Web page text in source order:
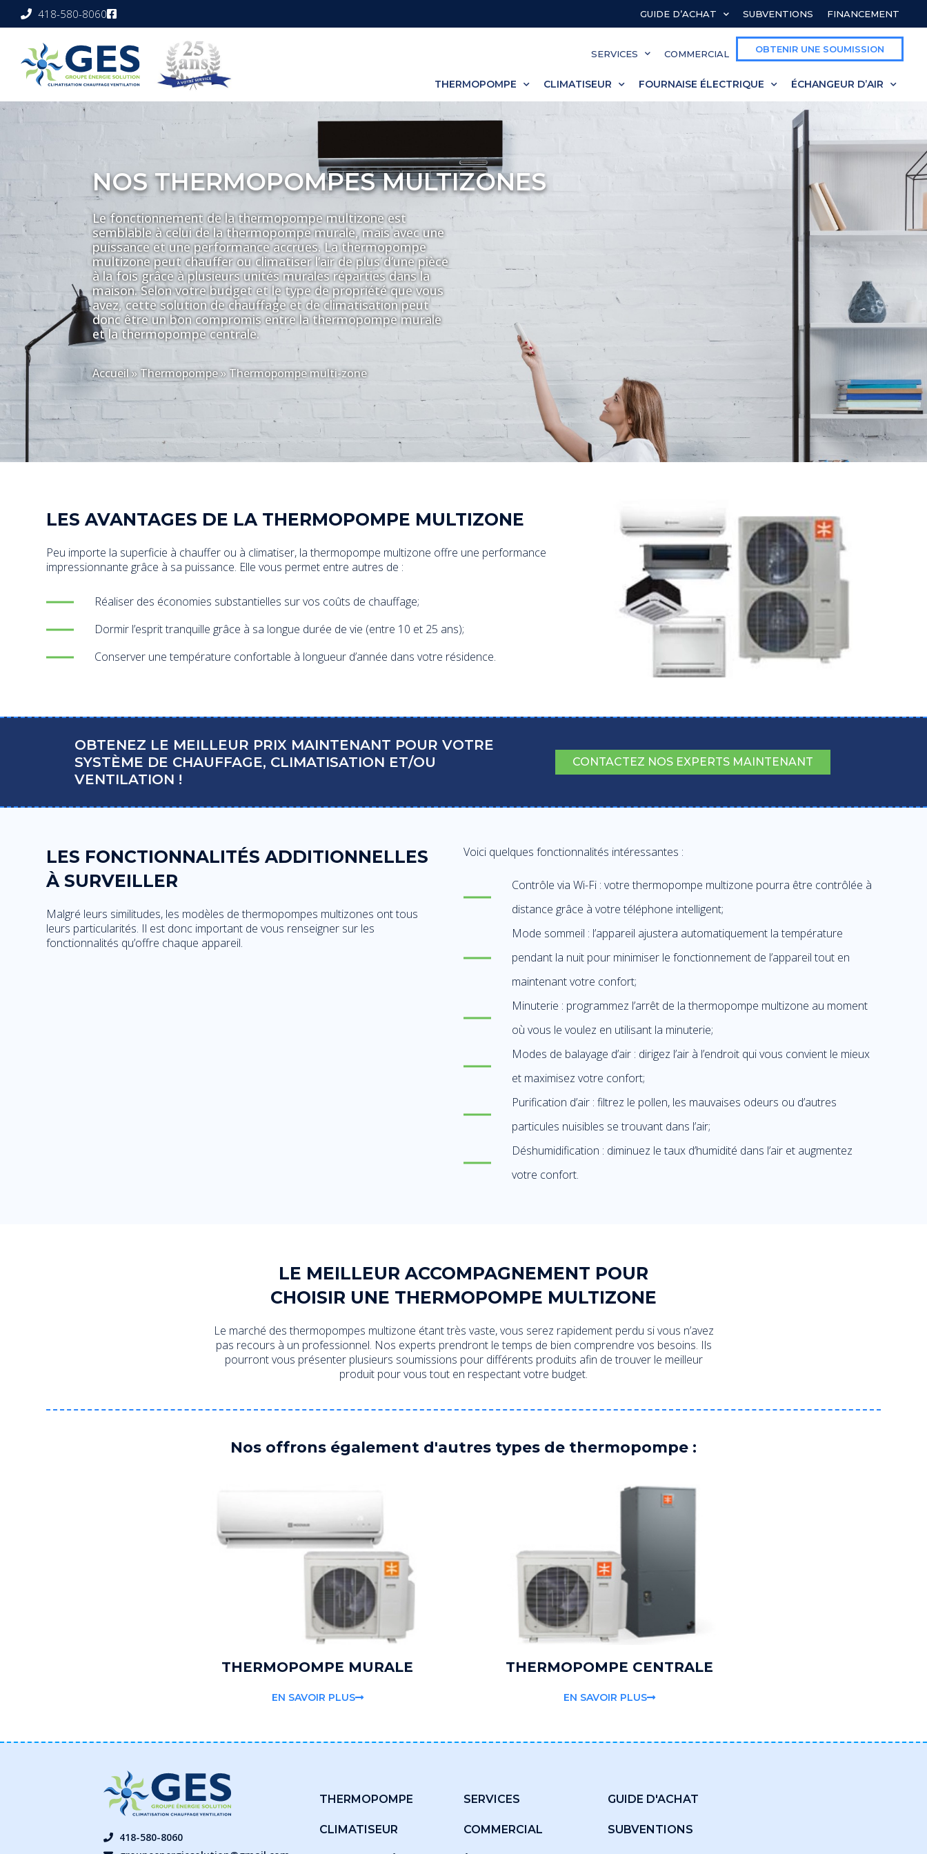
418-580-8060 GUIDE D’ACHAT SUBVENTIONS FINANCEMENT
SERVICES COMMERCIAL OBTENIR UNE SOUMISSION
THERMOPOMPE CLIMATISEUR FOURNAISE ÉLECTRIQUE ÉCHANGEUR D’AIR
NOS THERMOPOMPES MULTIZONES
Le fonctionnement de la thermopompe multizone est
semblable à celui de la thermopompe murale, mais avec une
puissance et une performance accrues. La thermopompe
multizone peut chauffer ou climatiser l’air de plus d’une pièce
à la fois grâce à plusieurs unités murales réparties dans la
maison. Selon votre budget et le type de propriété que vous
avez, cette solution de chauffage et de climatisation peut
donc être un bon compromis entre la thermopompe murale
et la thermopompe centrale.
Accueil»Thermopompe»Thermopompe multi-zone
LES AVANTAGES DE LA THERMOPOMPE MULTIZONE
Peu importe la superficie à chauffer ou à climatiser, la thermopompe multizone offre une performance
impressionnante grâce à sa puissance. Elle vous permet entre autres de :
Réaliser des économies substantielles sur vos coûts de chauffage;
Dormir l’esprit tranquille grâce à sa longue durée de vie (entre 10 et 25 ans);
Conserver une température confortable à longueur d’année dans votre résidence.
OBTENEZ LE MEILLEUR PRIX MAINTENANT POUR VOTRE
SYSTÈME DE CHAUFFAGE, CLIMATISATION ET/OU
VENTILATION !
CONTACTEZ NOS EXPERTS MAINTENANT
LES FONCTIONNALITÉS ADDITIONNELLES
À SURVEILLER
Malgré leurs similitudes, les modèles de thermopompes multizones ont tous
leurs particularités. Il est donc important de vous renseigner sur les
fonctionnalités qu’offre chaque appareil.
Voici quelques fonctionnalités intéressantes :
Contrôle via Wi-Fi : votre thermopompe multizone pourra être contrôlée à
distance grâce à votre téléphone intelligent;
Mode sommeil : l’appareil ajustera automatiquement la température
pendant la nuit pour minimiser le fonctionnement de l’appareil tout en
maintenant votre confort;
Minuterie : programmez l’arrêt de la thermopompe multizone au moment
où vous le voulez en utilisant la minuterie;
Modes de balayage d’air : dirigez l’air à l’endroit qui vous convient le mieux
et maximisez votre confort;
Purification d’air : filtrez le pollen, les mauvaises odeurs ou d’autres
particules nuisibles se trouvant dans l’air;
Déshumidification : diminuez le taux d’humidité dans l’air et augmentez
votre confort.
LE MEILLEUR ACCOMPAGNEMENT POUR
CHOISIR UNE THERMOPOMPE MULTIZONE
Le marché des thermopompes multizone étant très vaste, vous serez rapidement perdu si vous n’avez
pas recours à un professionnel. Nos experts prendront le temps de bien comprendre vos besoins. Ils
pourront vous présenter plusieurs soumissions pour différents produits afin de trouver le meilleur
produit pour vous tout en respectant votre budget.
Nos offrons également d'autres types de thermopompe :
THERMOPOMPE MURALE
EN SAVOIR PLUS
THERMOPOMPE CENTRALE
EN SAVOIR PLUS
418-580-8060
THERMOPOMPE
CLIMATISEUR
SERVICES
COMMERCIAL
GUIDE D'ACHAT
SUBVENTIONS